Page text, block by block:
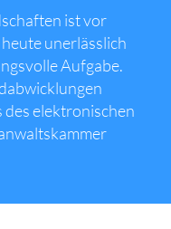
ist vor
unerlässlich
Aufgabe.
elektronischen